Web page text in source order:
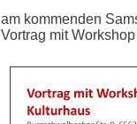
am kommenden
Vortrag mit